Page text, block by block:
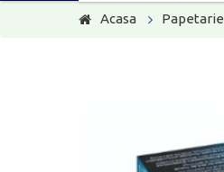
Acasa Papetarie